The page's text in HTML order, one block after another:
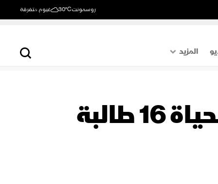
روسمونت30°C غيوم متفرقة
المزيد
اقتصاد
رياضة
كينيا.. حريق بمدرسة داخلية يودي بحياة 16 طالبة